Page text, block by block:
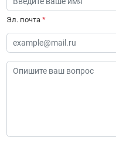
Эл. почта *